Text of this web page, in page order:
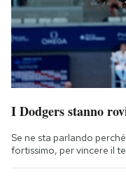
I Dodgers stanno
Se ne sta parlando
fortissimo, per vincere il